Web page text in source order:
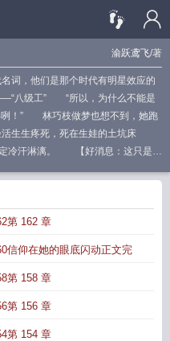
渝跃鸢飞/著
词，他们是那个时代有明星效应的
八级工” “所以，为什么不能是
” 林巧枝做梦也想不到，她跑
生生疼死，死在生娃的土坑床
冷汗淋漓。 【好消息：这只是个
斗极品，偷摸进黑市，嫁军人、嫁
胎，一胎、二胎、三胎……】 林巧
嘞！ 总做梦，有个群体吸引了她
爷爷|贵人” 从小就胆大包天的野
是她呢？ 为什么这么厉害的人，
男人为王称霸的领域，她一头闯
登至巅峰。” “她无疑是天赋惊人
第 162 章
信仰在她的眼底闪动正文完
第 158 章
第 156 章
第 154 章